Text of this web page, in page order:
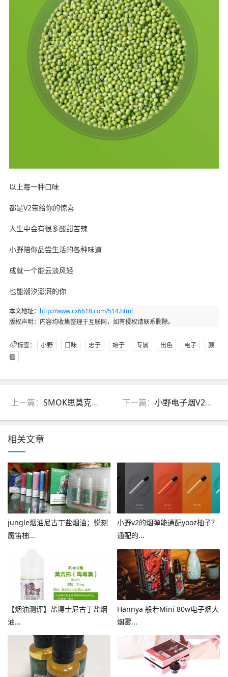
以上每一种口味
都是V2带给你的惊喜
人生中会有很多酸甜苦辣
小野陪你品尝生活的各种味道
成就一个能云淡风轻
也能潮汐澎湃的你
本文地址： http://www.cx6618.com/514.html
版权声明：内容均收集整理于互联网，如有侵权请联系删除。
标签： 小野 口味 忠于 始于 专属 出色 电子
颜
值
上一篇： SMOK思莫克极速换弹套装 一杆一弹仅售49元 下一篇：小野电子烟V2杆子即将市场，V1的库存还顶得住吗？小野v2产品参数介绍！
相关文章
jungle烟油尼古丁盐烟油；悦刻
魔笛柚...
小野v2的烟弹能通配yooz柚子？
通配的...
【烟油测评】盐博士尼古丁盐烟
油...
Hannya 般若Mini 80w电子烟大
烟雾...